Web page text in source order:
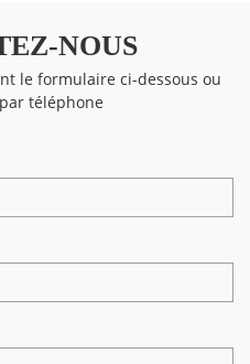
NOUS
le formulaire ci-dessous ou
téléphone